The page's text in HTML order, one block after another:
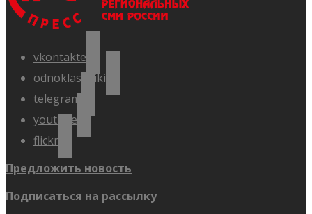
vkontakte
odnoklassniki
telegram
youtube
flickr
Предложить новость
Подписаться на рассылку